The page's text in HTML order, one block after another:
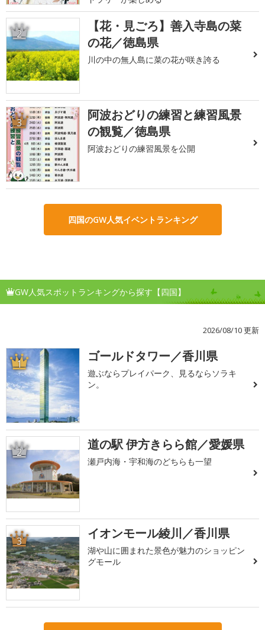
2
【花・見ごろ】善入寺島の菜
の花／徳島県
川の中の無人島に菜の花が咲き誇る
3
阿波おどりの練習と練習風景
の観覧／徳島県
阿波おどりの練習風景を公開
四国のGW人気イベントランキング
GW人気スポットランキングから探す【四国】
2026/08/10 更新
1 ゴールドタワー／香川県
遊ぶならプレイパーク、見るならソラキ
ン。
2 道の駅 伊方きらら館／愛媛県
瀬戸内海・宇和海のどちらも一望
3 イオンモール綾川／香川県
湖や山に囲まれた景色が魅力のショッピン
グモール